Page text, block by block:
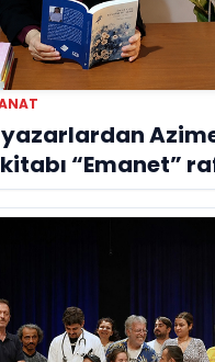
yazarlardan
“Emanet”